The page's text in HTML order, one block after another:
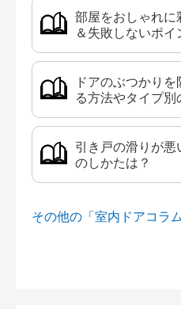
部屋をおしゃれ
＆失敗しないポイ
ドアのぶつかり
る方法やタイプ
引き戸の滑りが
のしかたは？
その他の「室内ドアコラ